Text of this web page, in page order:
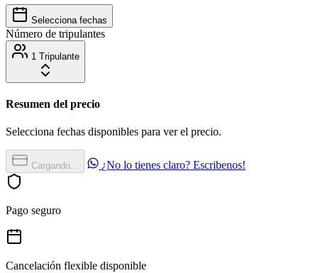
Selecciona fechas
Número de tripulantes
1 Tripulante
Resumen del precio
Selecciona fechas disponibles para ver el precio.
Cargando... ¿No lo tienes claro? Escribenos!
Pago seguro
Cancelación flexible disponible